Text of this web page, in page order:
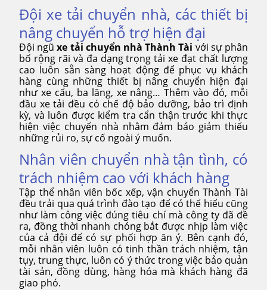
Đội xe tải chuyển nhà, các thiết bị
nâng chuyển hỗ trợ hiện đại
Đội ngũxe tải chuyển nhà Thành Tài với sự phân
bố rộng rãi và đa dạng trọng tải xe đạt chất lượng
cao luôn sẵn sàng hoạt động để phục vụ khách
hàng cùng những thiết bị nâng chuyển hiện đại
như xe cẩu, ba lăng, xe nâng… Thêm vào đó, mỗi
đầu xe tải đều có chế độ bảo dưỡng, bảo trì định
kỳ, và luôn được kiểm tra cẩn thận trước khi thực
hiện việc chuyển nhà nhằm đảm bảo giảm thiểu
những rủi ro, sự cố ngoài ý muốn.
Nhân viên chuyển nhà tận tình, có
trách nhiệm cao với khách hàng
Tập thể nhân viên bốc xếp, vận chuyển Thành Tài
đều trải qua quá trình đào tạo để có thể hiểu cũng
như làm công việc đúng tiêu chí mà công ty đã đề
ra, đồng thời nhanh chóng bắt được nhịp làm việc
của cả đội để có sự phối hợp ăn ý. Bên cạnh đó,
mỗi nhân viên luôn có tinh thần trách nhiệm, tận
tụy, trung thực, luôn có ý thức trong việc bảo quản
tài sản, đồng dùng, hàng hóa mà khách hàng đã
giao phó.